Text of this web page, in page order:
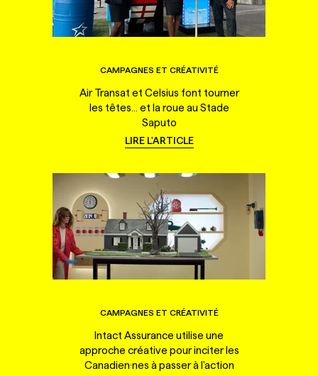
CAMPAGNES ET CRÉATIVITÉ
Air Transat et Celsius font tourner
les têtes... et la roue au Stade
Saputo
LIRE L'ARTICLE
CAMPAGNES ET CRÉATIVITÉ
Intact Assurance utilise une
approche créative pour inciter les
Canadien·nes à passer à l'action